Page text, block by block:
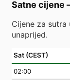
Satne cijene
Cijene za
unaprijed.
Sat (CEST)
02:00